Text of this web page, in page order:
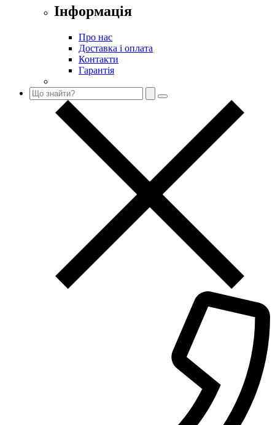
Інформація
Про нас
Доставка і оплата
Контакти
Гарантія